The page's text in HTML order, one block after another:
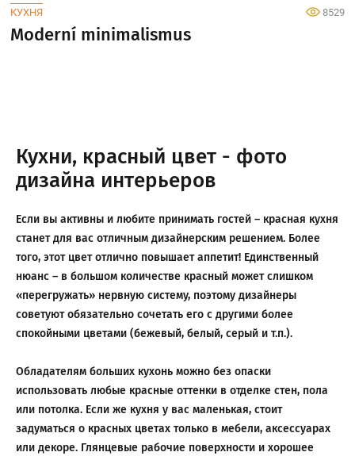
КУХНЯ 8529
Moderní minimalismus
Кухни, красный цвет - фото
дизайна интерьеров
Если вы активны и любите принимать гостей – красная кухня
станет для вас отличным дизайнерским решением. Более
того, этот цвет отлично повышает аппетит! Единственный
нюанс – в большом количестве красный может слишком
«перегружать» нервную систему, поэтому дизайнеры
советуют обязательно сочетать его с другими более
спокойными цветами (бежевый, белый, серый и т.п.).
Обладателям больших кухонь можно без опаски
использовать любые красные оттенки в отделке стен, пола
или потолка. Если же кухня у вас маленькая, стоит
задуматься о красных цветах только в мебели, аксессуарах
или декоре. Глянцевые рабочие поверхности и хорошее